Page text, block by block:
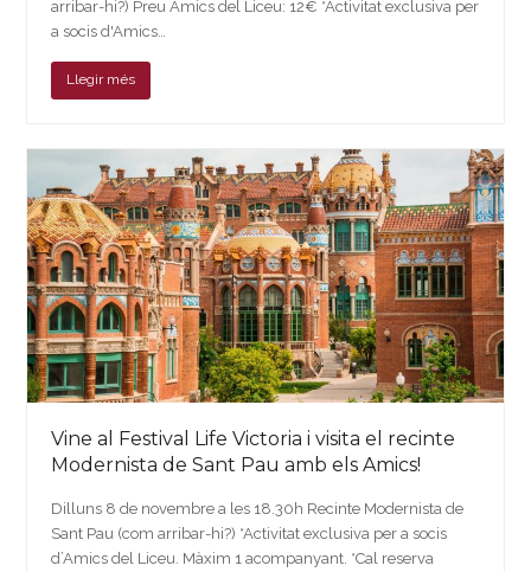
arribar-hi?) Preu Amics del Liceu: 12€ *Activitat exclusiva per
a socis d'Amics…
Llegir més
Vine al Festival Life Victoria i visita el recinte
Modernista de Sant Pau amb els Amics!
Dilluns 8 de novembre a les 18.30h Recinte Modernista de
Sant Pau (com arribar-hi?) *Activitat exclusiva per a socis
d’Amics del Liceu. Màxim 1 acompanyant. *Cal reserva